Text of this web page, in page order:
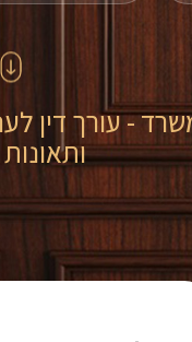
- עורך דין